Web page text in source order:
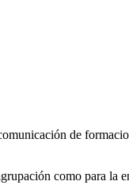
de
como para la